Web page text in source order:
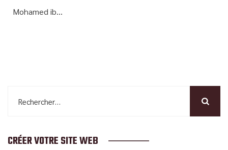
Mohamed ib...
CRÉER VOTRE SITE WEB